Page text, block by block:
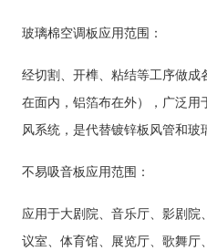
玻璃棉空调板应用范围：
经切割、开榫、粘结等工序做成
在面内，铝箔布在外），广泛用
风系统，是代替镀锌板风管和玻
不易吸音板 应用范围：
应用于大剧院、音乐厅、影剧院
议室、体育馆、展览厅、歌舞厅、